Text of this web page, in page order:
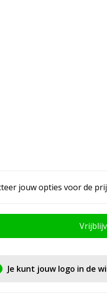
jouw opties voor de
Je kunt jouw logo in de